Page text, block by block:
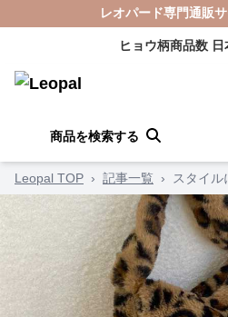
レオパード専門通販
ヒョウ柄商品数 日
商品を検索する
Leopal TOP › 記事一覧 › スタイ